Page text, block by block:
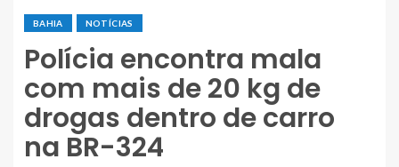
BAHIA NOTÍCIAS
Polícia encontra mala
com mais de 20 kg de
drogas dentro de carro
na BR-324